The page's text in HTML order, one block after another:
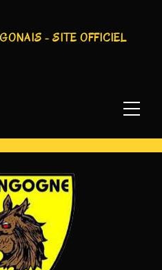
- SITE OFFICIEL
: MIKA